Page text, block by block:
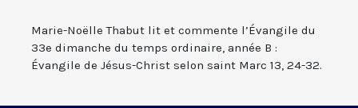
Marie-Noëlle Thabut lit et commente l’Évangile du
33e dimanche du temps ordinaire, année B :
Évangile de Jésus-Christ selon saint Marc 13, 24-32.